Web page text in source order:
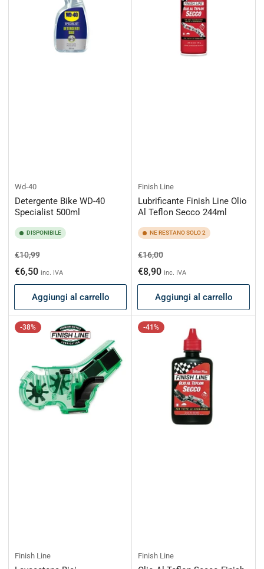
Wd-40
Detergente Bike WD-40
Specialist 500ml
DISPONIBILE
Prezzo
di
listino
€10,99Prezzo
scontato
€6,50 inc. IVA
Aggiungi al carrello
Finish Line
Lubrificante Finish Line Olio
Al Teflon Secco 244ml
NE RESTANO SOLO 2
Prezzo
di
listino
€16,00Prezzo
scontato
€8,90 inc. IVA
Aggiungi al carrello
-38%
Finish Line
-41%
Finish Line